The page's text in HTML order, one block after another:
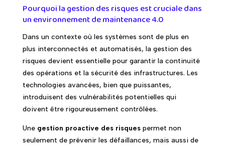
Pourquoi la gestion des risques est cruciale dans
un environnement de maintenance 4.0
Dans un contexte où les systèmes sont de plus en
plus interconnectés et automatisés, la gestion des
risques devient essentielle pour garantir la continuité
des opérations et la sécurité des infrastructures. Les
technologies avancées, bien que puissantes,
introduisent des vulnérabilités potentielles qui
doivent être rigoureusement contrôlées.
Une gestion proactive des risquespermet non
seulement de prévenir les défaillances, mais aussi de